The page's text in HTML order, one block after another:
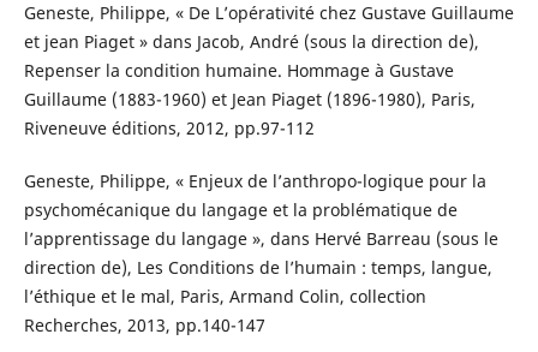
Geneste, Philippe, « De L’opérativité chez Gustave Guillaume
et jean Piaget » dans Jacob, André (sous la direction de),
Repenser la condition humaine. Hommage à Gustave
Guillaume (1883-1960) et Jean Piaget (1896-1980), Paris,
Riveneuve éditions, 2012, pp.97-112
Geneste, Philippe, « Enjeux de l’anthropo-logique pour la
psychomécanique du langage et la problématique de
l’apprentissage du langage », dans Hervé Barreau (sous le
direction de), Les Conditions de l’humain : temps, langue,
l’éthique et le mal, Paris, Armand Colin, collection
Recherches, 2013, pp.140-147